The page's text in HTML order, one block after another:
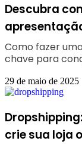
Descubra
Como fazer
chave para
29 de maio de 2025
crie sua loja